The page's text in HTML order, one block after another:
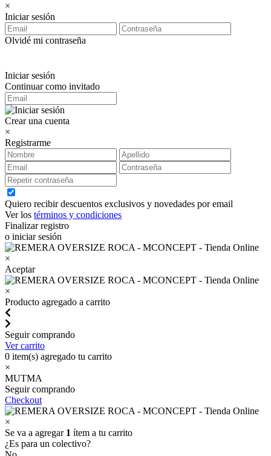
×
Iniciar sesión
Olvidé mi contraseña
Iniciar sesión
Continuar como invitado
Crear una cuenta
×
Registrarme
Quiero recibir descuentos exclusivos y novedades por email
Ver los términos y condiciones
Finalizar registro
o iniciar sesión
×
Aceptar
×
Producto agregado a carrito
Seguir comprando
Ver carrito
0 item(s) agregado tu carrito
×
MUTMA
Seguir comprando
Checkout
×
Se va a agregar 1 ítem a tu carrito
¿Es para un colectivo?